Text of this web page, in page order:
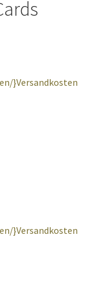
}Versandkosten
}Versandkosten